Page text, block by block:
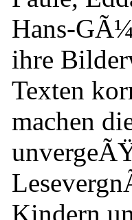
Hans-
ihre
Texten
machen
Kindern